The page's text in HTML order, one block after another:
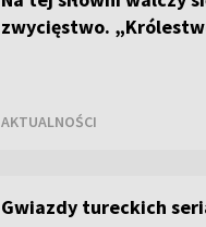
zwycięstwo.
AKTUALNOŚCI
Gwiazdy tureckich